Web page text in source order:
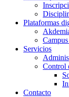
Plataformas
Servicios
Control
Contacto